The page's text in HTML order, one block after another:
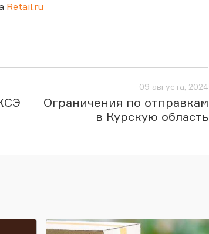
Retail.ru
09 августа, 2024
Ограничения по отправкам
в Курскую область